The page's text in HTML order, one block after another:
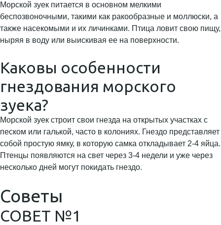
Морской зуек питается в основном мелкими
беспозвоночными, такими как ракообразные и моллюски, а
также насекомыми и их личинками. Птица ловит свою пищу,
ныряя в воду или выискивая ее на поверхности.
Каковы особенности
гнездования морского
зуека?
Морской зуек строит свои гнезда на открытых участках с
песком или галькой, часто в колониях. Гнездо представляет
собой простую ямку, в которую самка откладывает 2-4 яйца.
Птенцы появляются на свет через 3-4 недели и уже через
несколько дней могут покидать гнездо.
Советы
СОВЕТ №1